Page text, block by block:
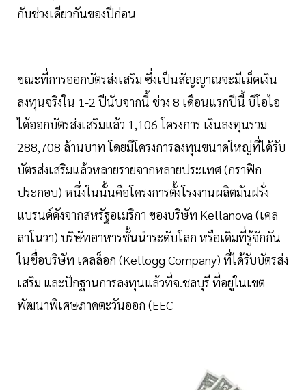
กับช่วงเดียวกันของปีก่อน
ขณะที่การออกบัตรส่งเสริม ซึ่งเป็นสัญญาณจะมีเม็ดเงิน
ลงทุนจริงใน 1-2 ปีนับจากนี้ ช่วง 8 เดือนแรกปีนี้ บีโอไอ
ได้ออกบัตรส่งเสริมแล้ว 1,106 โครงการ เงินลงทุนรวม
288,708 ล้านบาท โดยมีโครงการลงทุนขนาดใหญ่ที่ได้รับ
บัตรส่งเสริมแล้วหลายรายจากหลายประเทศ (กราฟิก
ประกอบ) หนึ่งในนั้นคือโครงการตั้งโรงงานผลิตมันฝรั่ง
แบรนด์ดังจากสหรัฐอเมริกา ของบริษัท Kellanova (เคล
ลาโนวา) บริษัทอาหารชั้นนำระดับโลก หรือเดิมที่รู้จักกัน
ในชื่อบริษัท เคลล็อก (Kellogg Company) ที่ได้รับบัตรส่ง
เสริม และปักฐานการลงทุนแล้วที่จ.ชลบุรี ที่อยู่ในเขต
พัฒนาพิเศษภาคตะวันออก (EEC